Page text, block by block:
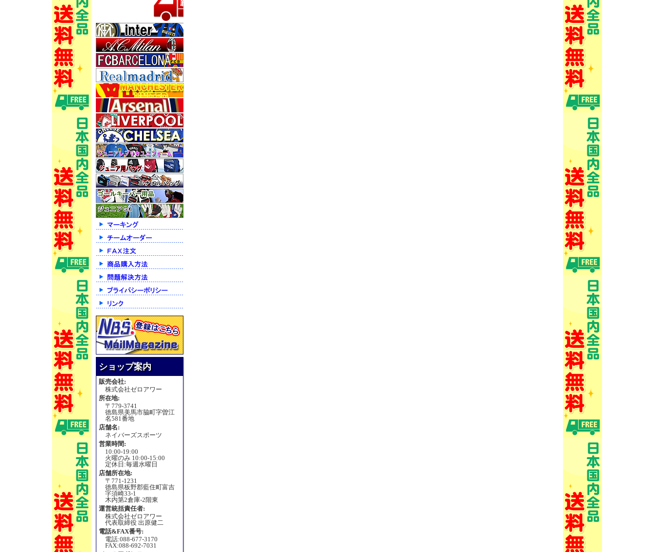
ショップ案内
販売会社:
株式会社ゼロアワー
所在地:
〒779-3741
徳島県美馬市脇町字曽江
名581番地
店舗名:
ネイバーズスポーツ
営業時間:
10:00-19:00
火曜のみ 10:00-15:00
定休日:毎週水曜日
店舗所在地:
〒771-1231
徳島県板野郡藍住町富吉
字須崎33-1
木内第2倉庫-2階東
運営統括責任者:
株式会社ゼロアワー
代表取締役 出原健二
電話&FAX番号:
電話:088-677-3170
FAX:088-692-7031